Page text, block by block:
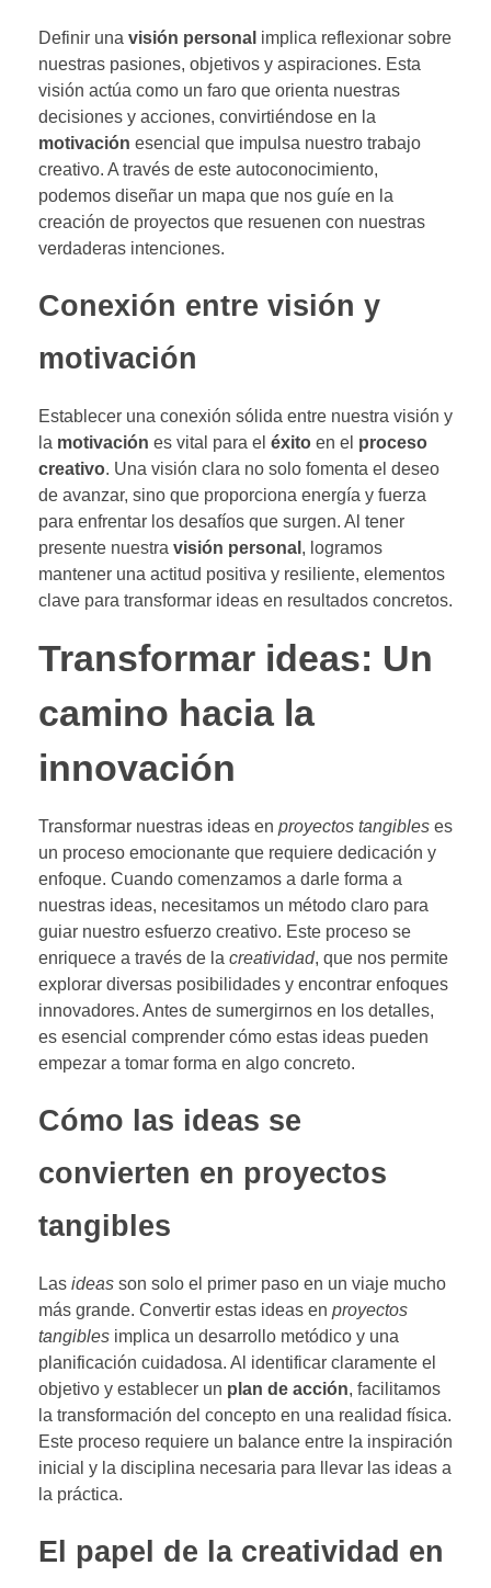
Definir una visión personal implica reflexionar sobre
nuestras pasiones, objetivos y aspiraciones. Esta
visión actúa como un faro que orienta nuestras
decisiones y acciones, convirtiéndose en la
motivación esencial que impulsa nuestro trabajo
creativo. A través de este autoconocimiento,
podemos diseñar un mapa que nos guíe en la
creación de proyectos que resuenen con nuestras
verdaderas intenciones.
Conexión entre visión y
motivación
Establecer una conexión sólida entre nuestra visión y
la motivación es vital para el éxito en el proceso
creativo. Una visión clara no solo fomenta el deseo
de avanzar, sino que proporciona energía y fuerza
para enfrentar los desafíos que surgen. Al tener
presente nuestra visión personal , logramos
mantener una actitud positiva y resiliente, elementos
clave para transformar ideas en resultados concretos.
Transformar ideas: Un
camino hacia la
innovación
Transformar nuestras ideas en proyectos tangibles es
un proceso emocionante que requiere dedicación y
enfoque. Cuando comenzamos a darle forma a
nuestras ideas, necesitamos un método claro para
guiar nuestro esfuerzo creativo. Este proceso se
enriquece a través de la creatividad, que nos permite
explorar diversas posibilidades y encontrar enfoques
innovadores. Antes de sumergirnos en los detalles,
es esencial comprender cómo estas ideas pueden
empezar a tomar forma en algo concreto.
Cómo las ideas se
convierten en proyectos
tangibles
Las ideas son solo el primer paso en un viaje mucho
más grande. Convertir estas ideas en proyectos
tangibles implica un desarrollo metódico y una
planificación cuidadosa. Al identificar claramente el
objetivo y establecer un plan de acción, facilitamos
la transformación del concepto en una realidad física.
Este proceso requiere un balance entre la inspiración
inicial y la disciplina necesaria para llevar las ideas a
la práctica.
El papel de la creatividad en